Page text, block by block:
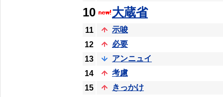
10
大蔵省
11
示唆
12
必要
13
アンニュイ
14
考慮
15
きっかけ